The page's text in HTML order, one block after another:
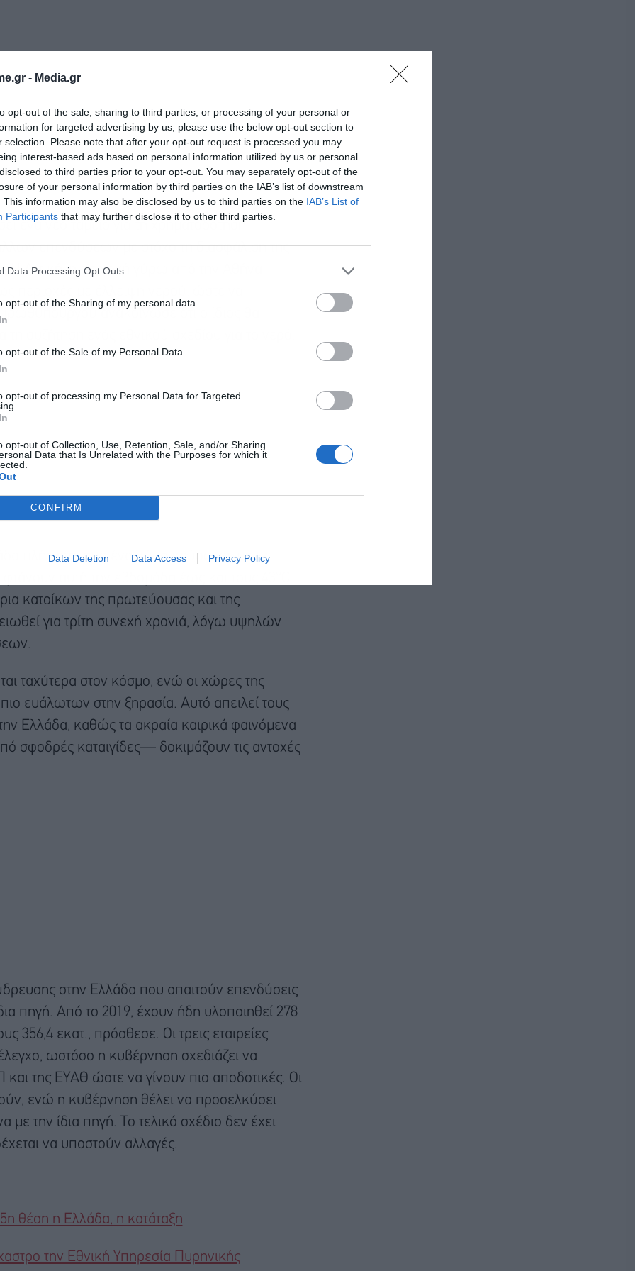
- Media.gr
opt-out of the sale, sharing to third parties, or processing of your personal or
for targeted advertising by us, please use the below opt-out section to
selection. Please note that after your opt-out request is processed you may
interest-based ads based on personal information utilized by us or personal
to third parties prior to your opt-out. You may separately opt-out of the
of your personal information by third parties on the IAB’s list of downstream
This information may also be disclosed by us to third parties on the IAB’s List of
Participants that may further disclose it to other third parties.
Data Processing Opt Outs
opt-out of the Sharing of my personal data.
opt-out of the Sale of my Personal Data.
opt-out of processing my Personal Data for Targeted
opt-out of Collection, Use, Retention, Sale, and/or Sharing
Data that Is Unrelated with the Purposes for which it
CONFIRM
Data Deletion Data Access Privacy Policy
ένα νέο ταμείο για τη χρηματοδότηση
επενδύσεων με στόχο τη διασφάλιση της
Η Αττική, η περιοχή γύρω από την Αθήνα,
περιοχές με έλλειψη νερού, ώστε να
ανακοίνωσε ότι ο ίδιος θα
συζήτηση ενός εθνικού σχεδίου για το νερό.
πλήττεται από ένα κύμα καύσωνα, με τις
αυτή την εβδομάδα έως και τους 43°C.
κατοίκων της πρωτεύουσας και της
για τρίτη συνεχή χρονιά, λόγω υψηλών
ταχύτερα στον κόσμο, ενώ οι χώρες της
ευάλωτων στην ξηρασία. Αυτό απειλεί τους
Ελλάδα, καθώς τα ακραία καιρικά φαινόμενα
καταιγίδες— δοκιμάζουν τις αντοχές
στην Ελλάδα που απαιτούν επενδύσεις
πηγή. Από το 2019, έχουν ήδη υλοποιηθεί 278
356,4 εκατ., πρόσθεσε. Οι τρεις εταιρείες
ωστόσο η κυβέρνηση σχεδιάζει να
και της ΕΥΑΘ ώστε να γίνουν πιο αποδοτικές. Οι
ενώ η κυβέρνηση θέλει να προσελκύσει
την ίδια πηγή. Το τελικό σχέδιο δεν έχει
να υποστούν αλλαγές.
5η θέση η Ελλάδα, η κατάταξη
την Εθνική Yπηρεσία Πυρηνικής
Εγγραφή στο
newsletter
Αποδέχομαι τουςόρους χρήσης
Εγγραφή